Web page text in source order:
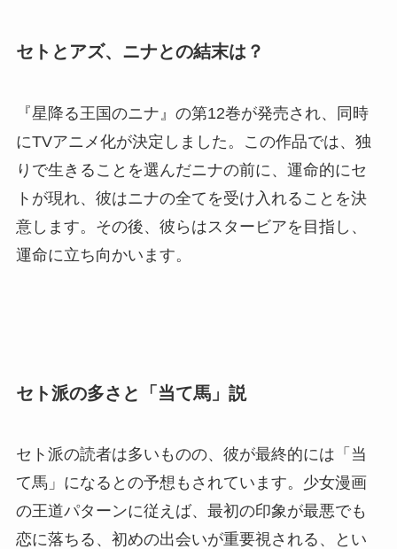
セトとアズ、ニナとの結末は？
『星降る王国のニナ』の第12巻が発売され、同時
にTVアニメ化が決定しました。この作品では、独
りで生きることを選んだニナの前に、運命的にセ
トが現れ、彼はニナの全てを受け入れることを決
意します。その後、彼らはスタービアを目指し、
運命に立ち向かいます。
セト派の多さと「当て馬」説
セト派の読者は多いものの、彼が最終的には「当
て馬」になるとの予想もされています。少女漫画
の王道パターンに従えば、最初の印象が最悪でも
恋に落ちる、初めの出会いが重要視される、とい